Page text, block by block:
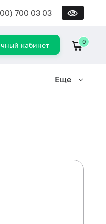
700 03 03
кабинет 0
Еще